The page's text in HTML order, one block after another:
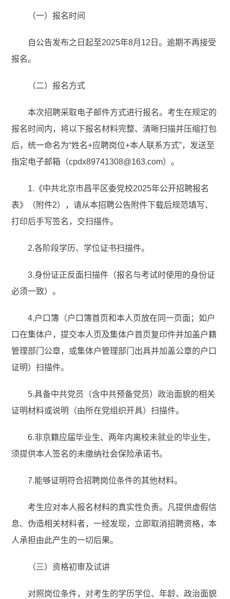
（一）报名时间
自公告发布之日起至2025年8月12日。逾期不再接受
报名。
（二）报名方式
本次招聘采取电子邮件方式进行报名。考生在规定的
报名时间内，将以下报名材料完整、清晰扫描并压缩打包
后，统一命名为“姓名+应聘岗位+本人联系方式”，发送至
指定电子邮箱（cpdx89741308@163.com）。
1.《中共北京市昌平区委党校2025年公开招聘报名
表》（附件2），请从本招聘公告附件下载后规范填写、
打印后手写签名，交扫描件。
2.各阶段学历、学位证书扫描件。
3.身份证正反面扫描件（报名与考试时使用的身份证
必须一致）。
4.户口簿（户口簿首页和本人页放在同一页面；如户
口在集体户，提交本人页及集体户首页复印件并加盖户籍
管理部门公章，或集体户管理部门出具并加盖公章的户口
证明）扫描件。
5.具备中共党员（含中共预备党员）政治面貌的相关
证明材料或说明（由所在党组织开具）扫描件。
6.非京籍应届毕业生、两年内离校未就业的毕业生，
须提供本人签名的未缴纳社会保险承诺书。
7.能够证明符合招聘岗位条件的其他材料。
考生应对本人报名材料的真实性负责。凡提供虚假信
息、伪造相关材料者，一经发现，立即取消招聘资格，本
人承担由此产生的一切后果。
（三）资格初审及试讲
对照岗位条件，对考生的学历学位、年龄、政治面貌